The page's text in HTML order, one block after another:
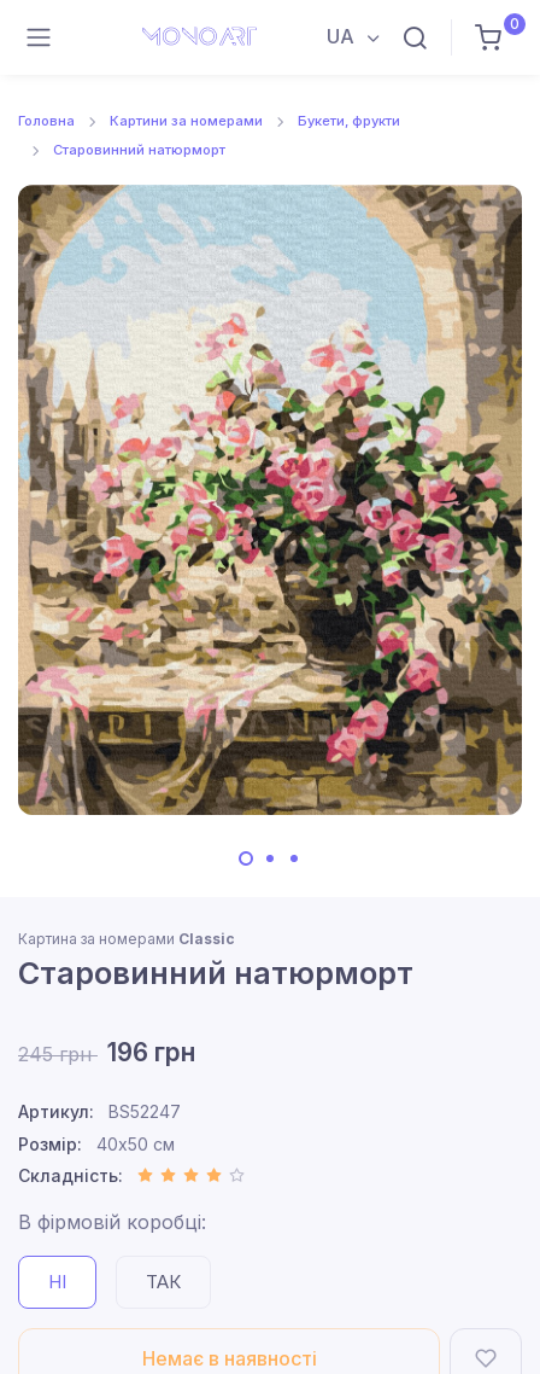
UA
0
Головна Картини за номерами
Букети, фрукти
Старовинний натюрморт
Картина за номерами Classic
Старовинний натюрморт
245 грн 196 грн
Артикул:
BS52247
Розмір:
40x50 см
Складність:
В фірмовій коробці:
НІ ТАК
Немає в наявності